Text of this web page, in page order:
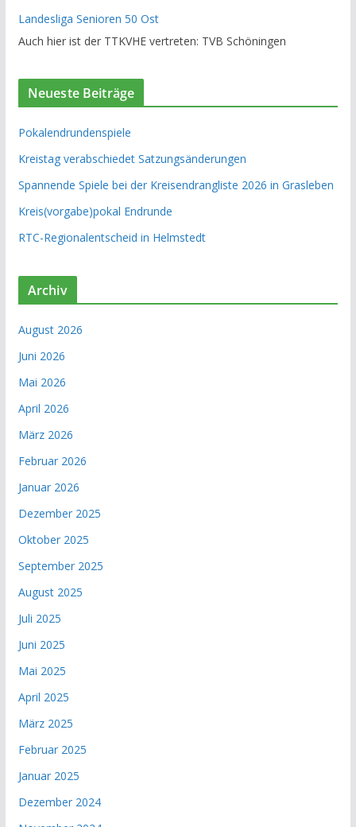
Landesliga Senioren 50 Ost
Auch hier ist der TTKVHE vertreten: TVB Schöningen
Neueste Beiträge
Pokalendrundenspiele
Kreistag verabschiedet Satzungsänderungen
Spannende Spiele bei der Kreisendrangliste 2026 in Grasleben
Kreis(vorgabe)pokal Endrunde
RTC-Regionalentscheid in Helmstedt
Archiv
August 2026
Juni 2026
Mai 2026
April 2026
März 2026
Februar 2026
Januar 2026
Dezember 2025
Oktober 2025
September 2025
August 2025
Juli 2025
Juni 2025
Mai 2025
April 2025
März 2025
Februar 2025
Januar 2025
Dezember 2024